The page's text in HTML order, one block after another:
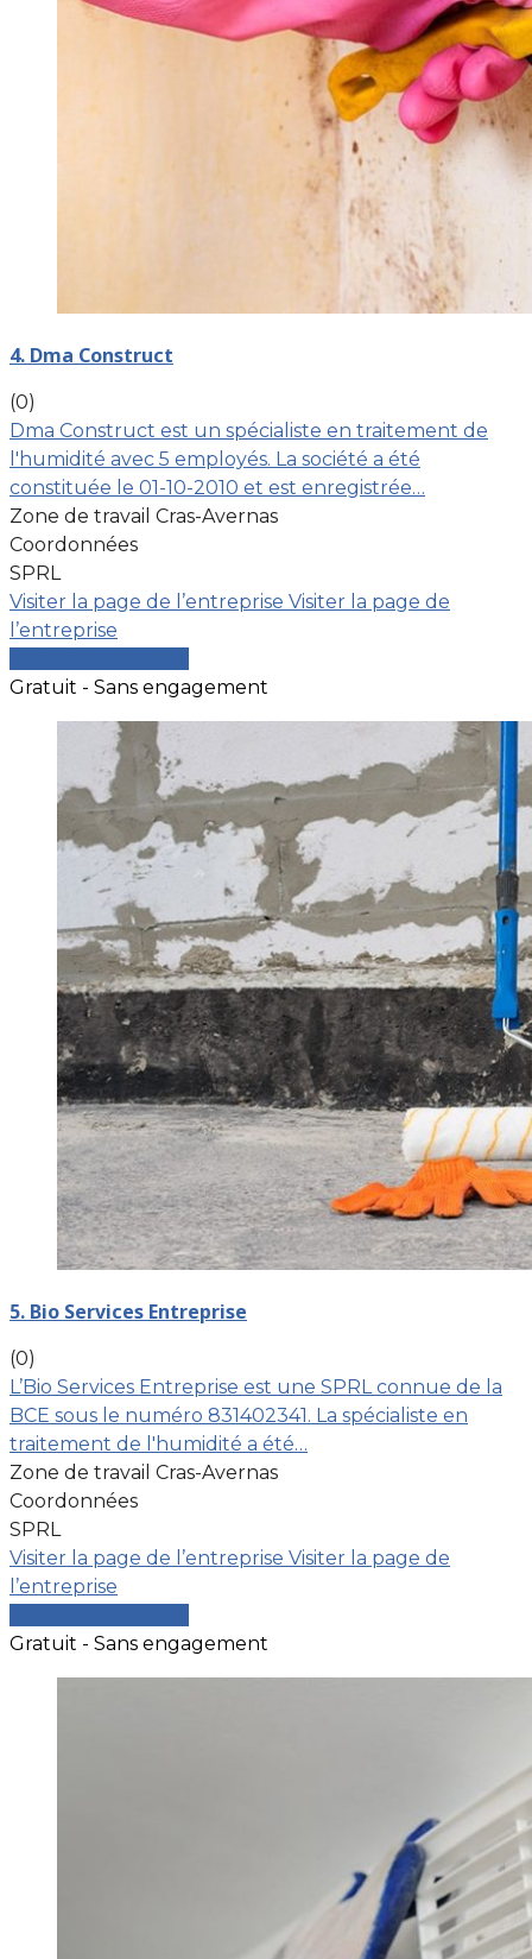
4. Dma Construct
(0)
Dma Construct est un spécialiste en traitement de
l'humidité avec 5 employés. La société a été
constituée le 01-10-2010 et est enregistrée…
Zone de travail Cras-Avernas
Coordonnées
SPRL
Visiter la page de l’entreprise Visiter la page de
l’entreprise
Gratuit - Sans engagement
5. Bio Services Entreprise
(0)
L’Bio Services Entreprise est une SPRL connue de la
BCE sous le numéro 831402341. La spécialiste en
traitement de l'humidité a été…
Zone de travail Cras-Avernas
Coordonnées
SPRL
Visiter la page de l’entreprise Visiter la page de
l’entreprise
Gratuit - Sans engagement